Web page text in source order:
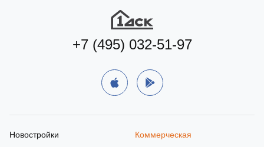
+7 (495) 032-51-97
Новостройки Коммерческая